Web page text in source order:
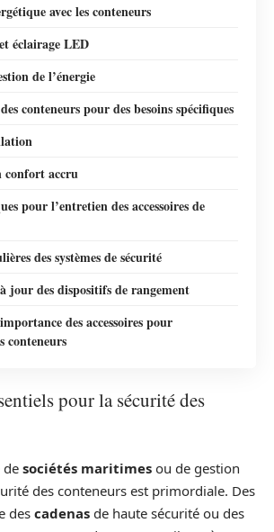
avec les conteneurs
éclairage LED
de l’énergie
conteneurs pour des besoins spécifiques
confort accru
pour l’entretien des accessoires de
des systèmes de sécurité
jour des dispositifs de rangement
des accessoires pour
conteneurs
pour la sécurité des
de sociétés maritimes ou de gestion
des conteneurs est primordiale. Des
des cadenas de haute sécurité ou des